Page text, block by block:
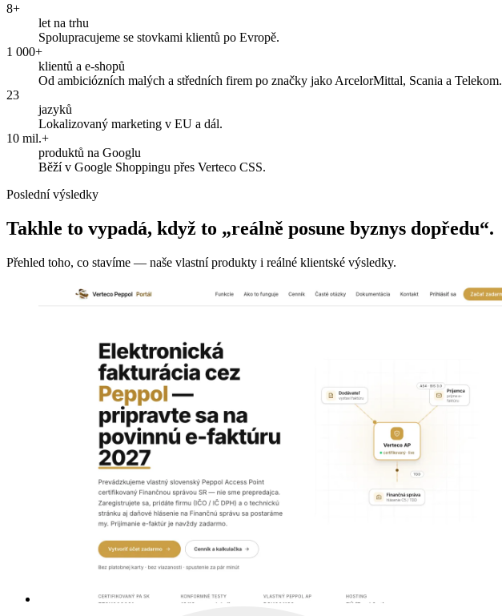
8+
let na trhu
Spolupracujeme se stovkami klientů po Evropě.
1 000+
klientů a e-shopů
Od ambiciózních malých a středních firem po značky jako ArcelorMittal, Scania a Telekom.
23
jazyků
Lokalizovaný marketing v EU a dál.
10 mil.+
produktů na Googlu
Běží v Google Shoppingu přes Verteco CSS.
Poslední výsledky
Takhle to vypadá, když to „reálně posune byznys dopředu“.
Přehled toho, co stavíme — naše vlastní produkty i reálné klientské výsledky.